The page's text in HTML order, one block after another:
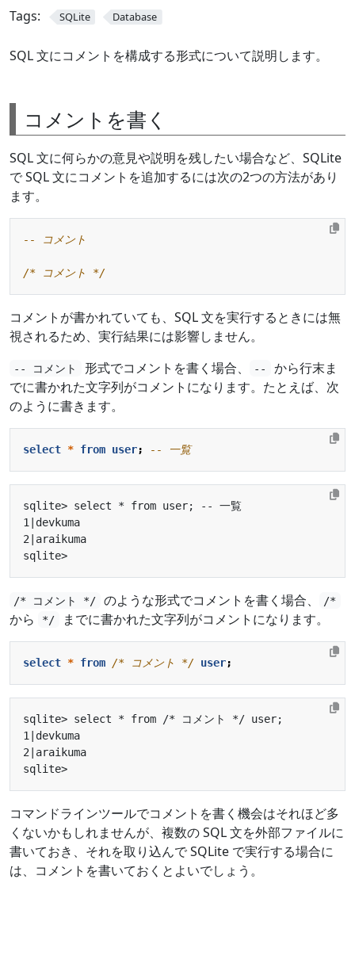
Tags: SQLite Database
SQL 文にコメントを構成する形式について説明します。
コメントを書く
SQL 文に何らかの意見や説明を残したい場合など、SQLite
で SQL 文にコメントを追加するには次の2つの方法があり
ます。
/* コメント */
コメントが書かれていても、SQL 文を実行するときには無
視されるため、実行結果には影響しません。
-- コメント 形式でコメントを書く場合、 --
から行末ま
でに書かれた文字列がコメントになります。たとえば、次
のように書きます。
select * from user;
/* コメント */ のような形式でコメントを書く場合、 /*
から */ までに書かれた文字列がコメントになります。
select * from /* コメント */ user;
コマンドラインツールでコメントを書く機会はそれほど多
くないかもしれませんが、複数の SQL 文を外部ファイルに
書いておき、それを取り込んで SQLite で実行する場合に
は、コメントを書いておくとよいでしょう。